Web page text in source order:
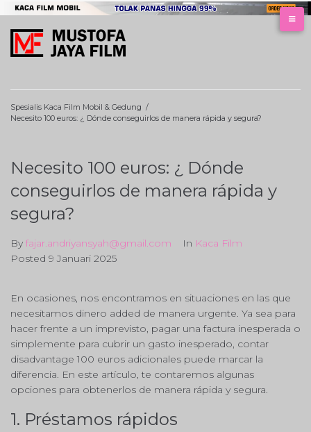
Skip
content
Spesialis Kaca Film Mobil & Gedung /
Necesito 100 euros: ¿ Dónde conseguirlos de manera rápida y segura?
Necesito 100 euros: ¿ Dónde
conseguirlos de manera rápida y
segura?
By fajar.andriyansyah@gmail.com In Kaca Film
Posted 9 Januari 2025
En ocasiones, nos encontramos en situaciones en las que
necesitamos dinero added de manera urgente. Ya sea para
hacer frente a un imprevisto, pagar una factura inesperada o
simplemente para cubrir un gasto inesperado, contar
disadvantage 100 euros adicionales puede marcar la
diferencia. En este artículo, te contaremos algunas
opciones para obtenerlos de manera rápida y segura.
1. Préstamos rápidos